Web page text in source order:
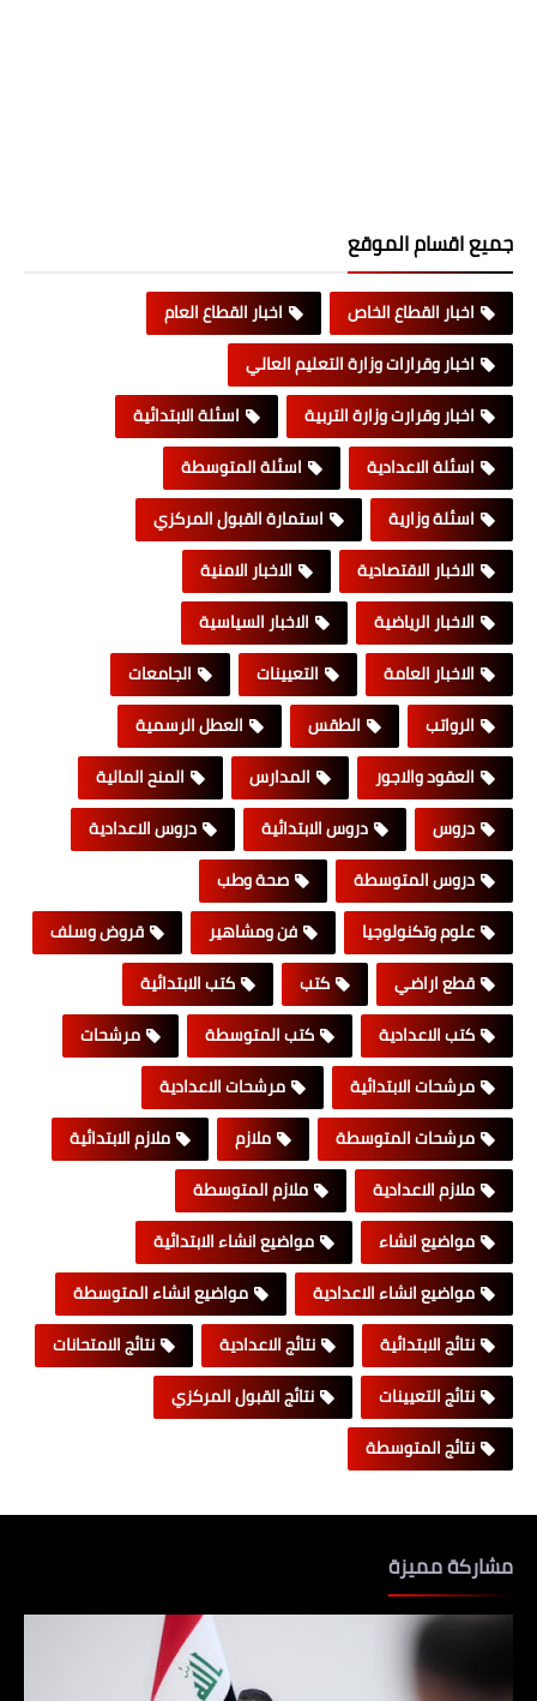
جميع اقسام الموقع
اخبار القطاع الخاص
اخبار القطاع العام
اخبار وقرارات وزارة التعليم العالي
اخبار وقرارت وزارة التربية
اسئلة الابتدائية
اسئلة الاعدادية
اسئلة المتوسطة
اسئلة وزارية
استمارة القبول المركزي
الاخبار الاقتصادية
الاخبار الامنية
الاخبار الرياضية
الاخبار السياسية
الاخبار العامة
التعيينات
الجامعات
الرواتب
الطقس
العطل الرسمية
العقود والاجور
المدارس
المنح المالية
دروس
دروس الابتدائية
دروس الاعدادية
دروس المتوسطة
صحة وطب
علوم وتكنولوجيا
فن ومشاهير
قروض وسلف
قطع اراضي
كتب
كتب الابتدائية
كتب الاعدادية
كتب المتوسطة
مرشحات
مرشحات الابتدائية
مرشحات الاعدادية
مرشحات المتوسطة
ملازم
ملازم الابتدائية
ملازم الاعدادية
ملازم المتوسطة
مواضيع انشاء
مواضيع انشاء الابتدائية
مواضيع انشاء الاعدادية
مواضيع انشاء المتوسطة
نتائج الابتدائية
نتائج الاعدادية
نتائج الامتحانات
نتائج التعيينات
نتائج القبول المركزي
نتائج المتوسطة
مشاركة مميزة